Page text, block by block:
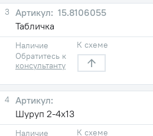
3
15.8106055
Табличка
Наличие
Обратитесь к
консультанту
К схеме
4
Шуруп 2-4х13
Наличие
К схеме